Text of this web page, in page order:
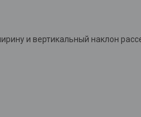
и вертикальный наклон